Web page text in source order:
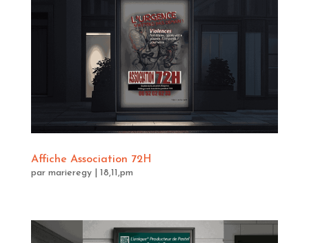
Affiche Association 72H
par marieregy| 18,11,pm